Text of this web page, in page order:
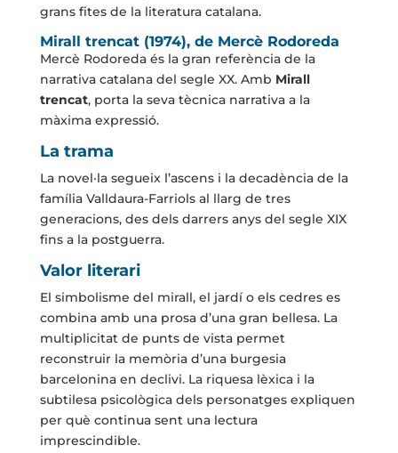
grans fites de la literatura catalana.
Mirall trencat (1974), de Mercè Rodoreda
Mercè Rodoreda és la gran referència de la
narrativa catalana del segle XX. Amb Mirall
trencat, porta la seva tècnica narrativa a la
màxima expressió.
La trama
La novel·la segueix l’ascens i la decadència de la
família Valldaura-Farriols al llarg de tres
generacions, des dels darrers anys del segle XIX
fins a la postguerra.
Valor literari
El simbolisme del mirall, el jardí o els cedres es
combina amb una prosa d’una gran bellesa. La
multiplicitat de punts de vista permet
reconstruir la memòria d’una burgesia
barcelonina en declivi. La riquesa lèxica i la
subtilesa psicològica dels personatges expliquen
per què continua sent una lectura
imprescindible.